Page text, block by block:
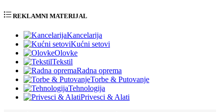
REKLAMNI MATERIJAL
Kancelarija
Kućni setovi
Olovke
Tekstil
Radna oprema
Torbe & Putovanje
Tehnologija
Privesci & Alati